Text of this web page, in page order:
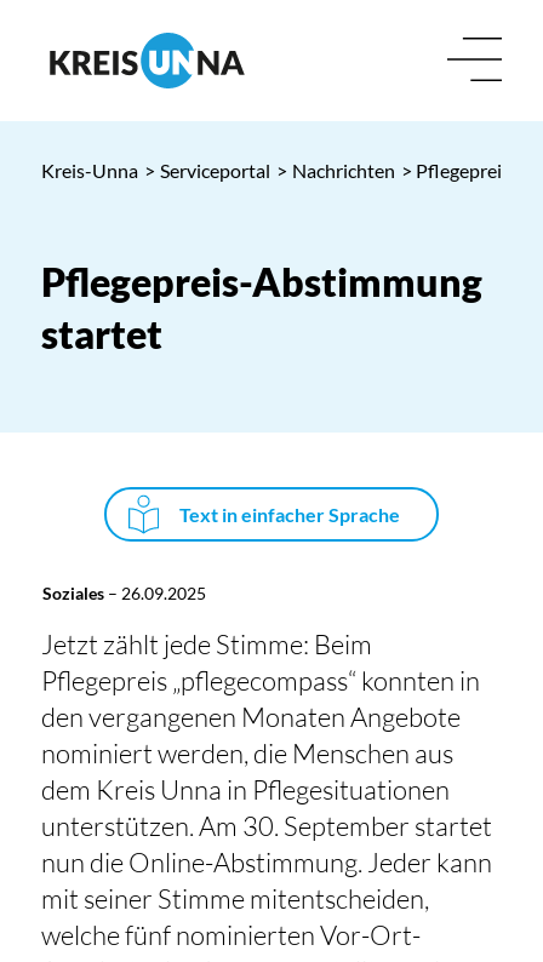
Kreis-Unna > Serviceportal > Nachrichten > Pflegepreis-
Pflegepreis-Abstimmung
startet
Text in einfacher Sprache
Soziales– 26.09.2025
Jetzt zählt jede Stimme: Beim
Pflegepreis „pflegecompass“ konnten in
den vergangenen Monaten Angebote
nominiert werden, die Menschen aus
dem Kreis Unna in Pflegesituationen
unterstützen. Am 30. September startet
nun die Online-Abstimmung. Jeder kann
mit seiner Stimme mitentscheiden,
welche fünf nominierten Vor-Ort-